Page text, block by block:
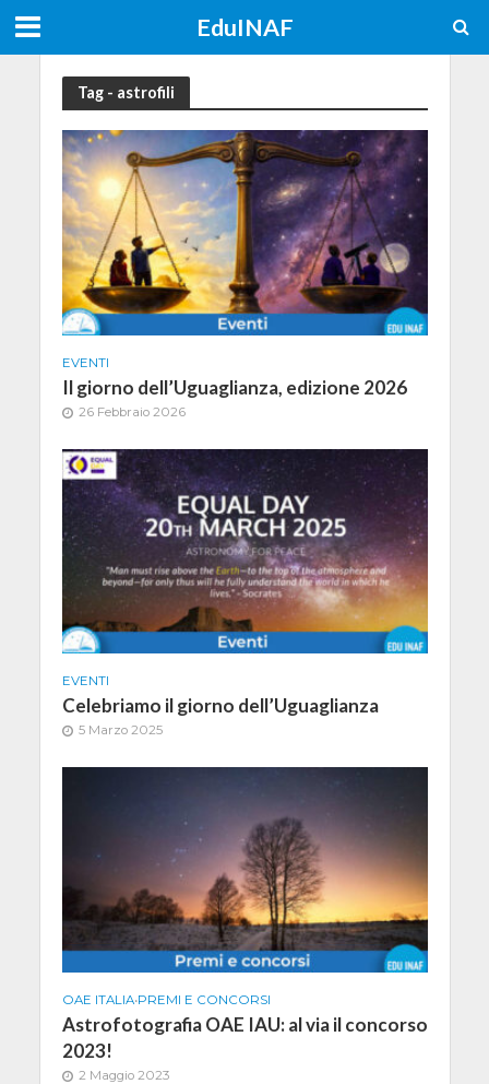
EduINAF
Tag - astrofili
EVENTI
Il giorno dell’Uguaglianza, edizione 2026
26 Febbraio 2026
EVENTI
Celebriamo il giorno dell’Uguaglianza
5 Marzo 2025
OAE ITALIA•PREMI E CONCORSI
Astrofotografia OAE IAU: al via il concorso
2023!
2 Maggio 2023